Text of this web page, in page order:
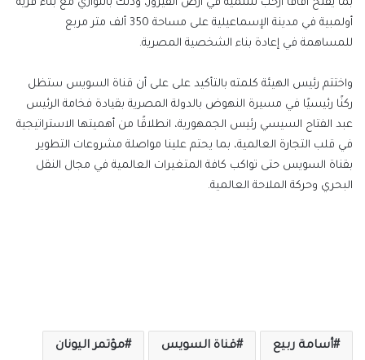
بما يفتح آفاقًا أرحب للتنمية في أرض الفيروز، وذلك بالتوازي مع بناء قرية
أولمبية في مدينة الإسماعيلية على مساحة 350 ألف متر مربع
للمساهمة في إعادة بناء الشخصية المصرية.
واختتم رئيس الهيئة كلمته بالتأكيد على على أن قناة السويس ستظل
ركنًا رئيسيًا في مسيرة النهوض بالدولة المصرية بقيادة فخامة الرئيس
عبد الفتاح السيسي رئيس الجمهورية، انطلاقًا من أهميتها الاستراتيجية
في قلب التجارة العالمية، بما يحتم علينا مواصلة مشروعات التطوير
بقناة السويس حتى تواكب كافة المتغيرات العالمية في مجال النقل
البحري وحركة الملاحة العالمية.
أسامة ربيع قناة السويس مؤتمر اليونان